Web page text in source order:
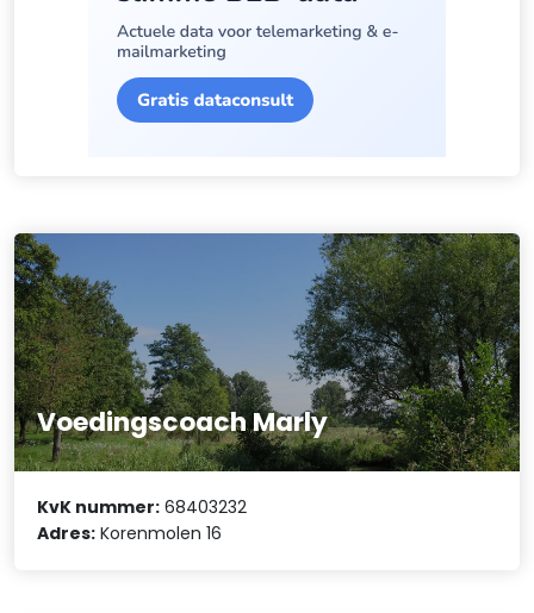
Voedingscoach Marly
KvK nummer: 68403232
Adres: Korenmolen 16